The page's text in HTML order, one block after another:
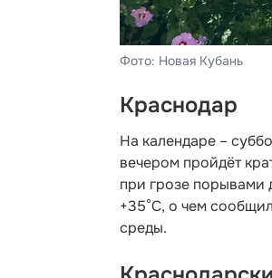
Фото: Новая Кубань
Краснодар
На календаре –
вечером пройдёт
при грозе порывами
+35°С, о чем
среды.